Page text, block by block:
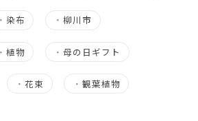
・ 染布 ・柳川市
・植物 ・母の日ギフト
・花束 ・ 観葉植物